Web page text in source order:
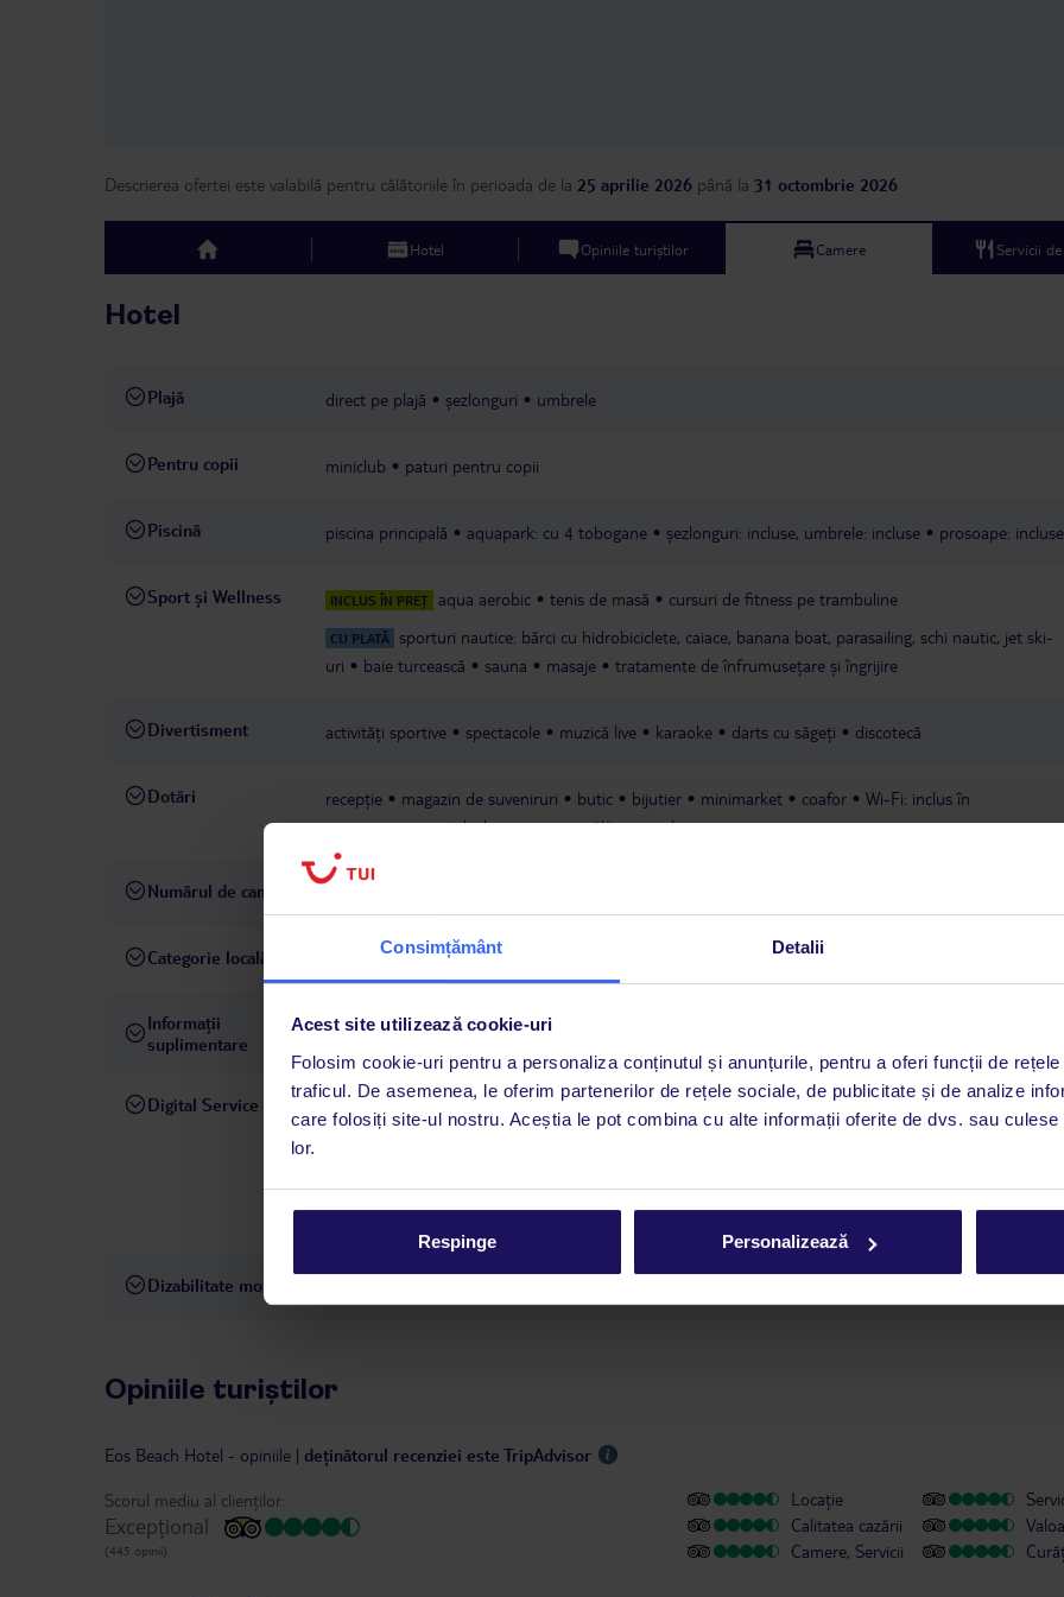
Consimțământ Detalii
Acest site utilizează cookie-uri
Folosim cookie-uri pentru a personaliza conținutul și anunțurile, pentru a oferi funcții de
traficul. De asemenea, le oferim partenerilor de rețele sociale, de publicitate și de analize
care folosiți site-ul nostru. Aceștia le pot combina cu alte informații oferite de dvs. sau
lor.
Respinge Personalizează
Descrierea ofertei este valabilă pentru călătoriile în perioada de la 25 aprilie 2026 până la 31 octombrie 2026
top Hotel Opiniile turiștilor Camere Servicii
Hotel
Plajă direct pe plajă șezlonguri umbrele
Pentru copii miniclub paturi pentru copii
Piscină piscina principală aquapark: cu 4 tobogane șezlonguri: incluse, umbrele: incluse prosoape:
Sport și Wellness INCLUS ÎN PREȚ aqua aerobic tenis de masă cursuri de fitness pe trambuline
CU PLATĂ
sporturi nautice: bărci cu hidrobiciclete, caiace, banana boat, parasailing, schi nautic, jet ski-
uri
baie turcească sauna masaje tratamente de înfrumusețare și îngrijire
Divertisment activități sportive spectacole muzică live karaoke darts cu săgeți discotecă
Dotări recepție magazin de suveniruri butic bijutier minimarket coafor
Wi-Fi: inclus în
preț
parcare colț de internet spălătorie doctor
Numărul de camere
Categorie locală
Informații
suplimentare
parțial renovat în 2025
Digital Service
La hotelul rezervat, asistența este asigurată exclusiv de TUI Service Center. Un consultant vorbitor de
română este disponibil de luni până duminică, între orele 9:00 și 17:00, ora locală a României. În afara
despre călătoria și destinația dvs. de vacanță. Dacă aveți nevoie să contactați TUI în timpul vacanței, vă
Dizabilitate motorie
Opiniile turiștilor
Eos Beach Hotel - opiniile | deținătorul recenziei este TripAdvisor
Scorul mediu al clienților:
Excepțional
(445 opinii)
Locație
Calitatea cazării
Camere, Servicii